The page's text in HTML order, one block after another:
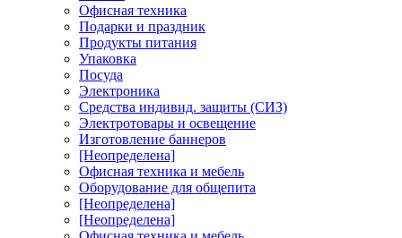
Офисная техника
Подарки и праздник
Продукты питания
Упаковка
Посуда
Электроника
Средства индивид. защиты (СИЗ)
Электротовары и освещение
Изготовление баннеров
[Неопределена]
Офисная техника и мебель
Оборудование для общепита
[Неопределена]
[Неопределена]